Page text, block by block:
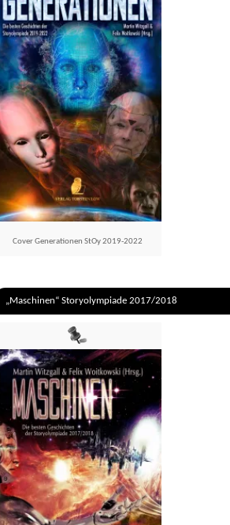
Cover Generationen StOy 2019-2022
„Maschinen“ Storyolympiade 2017/2018